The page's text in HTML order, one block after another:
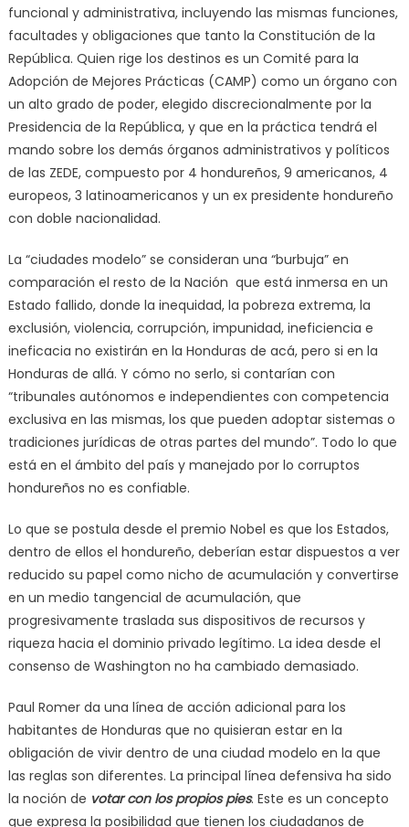
funcional y administrativa, incluyendo las mismas funciones,
facultades y obligaciones que tanto la Constitución de la
República. Quien rige los destinos es un Comité para la
Adopción de Mejores Prácticas (CAMP) como un órgano con
un alto grado de poder, elegido discrecionalmente por la
Presidencia de la República, y que en la práctica tendrá el
mando sobre los demás órganos administrativos y políticos
de las ZEDE, compuesto por 4 hondureños, 9 americanos, 4
europeos, 3 latinoamericanos y un ex presidente hondureño
con doble nacionalidad.
La “ciudades modelo” se consideran una “burbuja” en
comparación el resto de la Nación que está inmersa en un
Estado fallido, donde la inequidad, la pobreza extrema, la
exclusión, violencia, corrupción, impunidad, ineficiencia e
ineficacia no existirán en la Honduras de acá, pero si en la
Honduras de allá. Y cómo no serlo, si contarían con
“tribunales autónomos e independientes con competencia
exclusiva en las mismas, los que pueden adoptar sistemas o
tradiciones jurídicas de otras partes del mundo”. Todo lo que
está en el ámbito del país y manejado por lo corruptos
hondureños no es confiable.
Lo que se postula desde el premio Nobel es que los Estados,
dentro de ellos el hondureño, deberían estar dispuestos a ver
reducido su papel como nicho de acumulación y convertirse
en un medio tangencial de acumulación, que
progresivamente traslada sus dispositivos de recursos y
riqueza hacia el dominio privado legítimo. La idea desde el
consenso de Washington no ha cambiado demasiado.
Paul Romer da una línea de acción adicional para los
habitantes de Honduras que no quisieran estar en la
obligación de vivir dentro de una ciudad modelo en la que
las reglas son diferentes. La principal línea defensiva ha sido
la noción de votar con los propios pies. Este es un concepto
que expresa la posibilidad que tienen los ciudadanos de